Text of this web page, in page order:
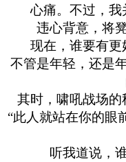
心痛。不过，我
违心背意，将
现在，谁要有更
不管是年轻，还是
其时，啸吼战场的
“此人就站在你的眼
听我道说，